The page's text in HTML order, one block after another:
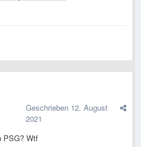
Geschrieben 12. August
2021
PSG? Wtf